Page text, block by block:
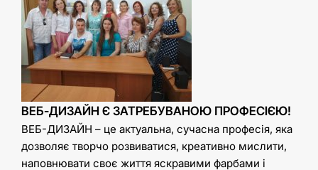
ВЕБ-ДИЗАЙН Є ЗАТРЕБУВАНОЮ ПРОФЕСІЄЮ!
ВЕБ-ДИЗАЙН – це актуальна, сучасна професія, яка
дозволяє творчо розвиватися, креативно мислити,
наповнювати своє життя яскравими фарбами і